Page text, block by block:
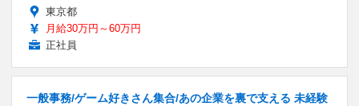
東京都
月給30万円～60万円
正社員
一般事務/ゲーム好きさん集合/あの企業を裏で支える 未経験